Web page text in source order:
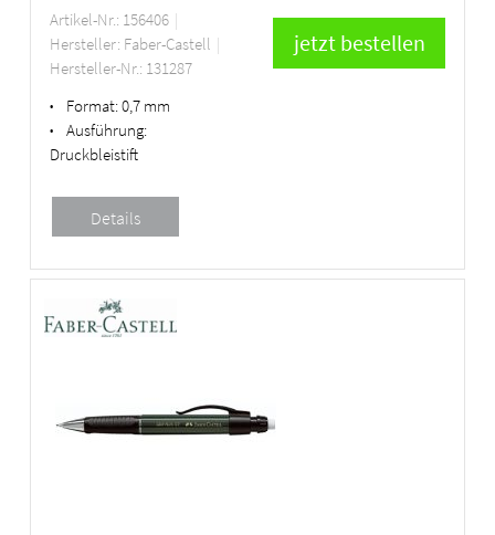
Artikel-Nr.: 156406
Hersteller: Faber-Castell
Hersteller-Nr.: 131287
• Format:0,7 mm
•
Ausführung:
Druckbleistift